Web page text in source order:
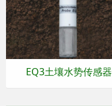
EQ3土壤水势传感器